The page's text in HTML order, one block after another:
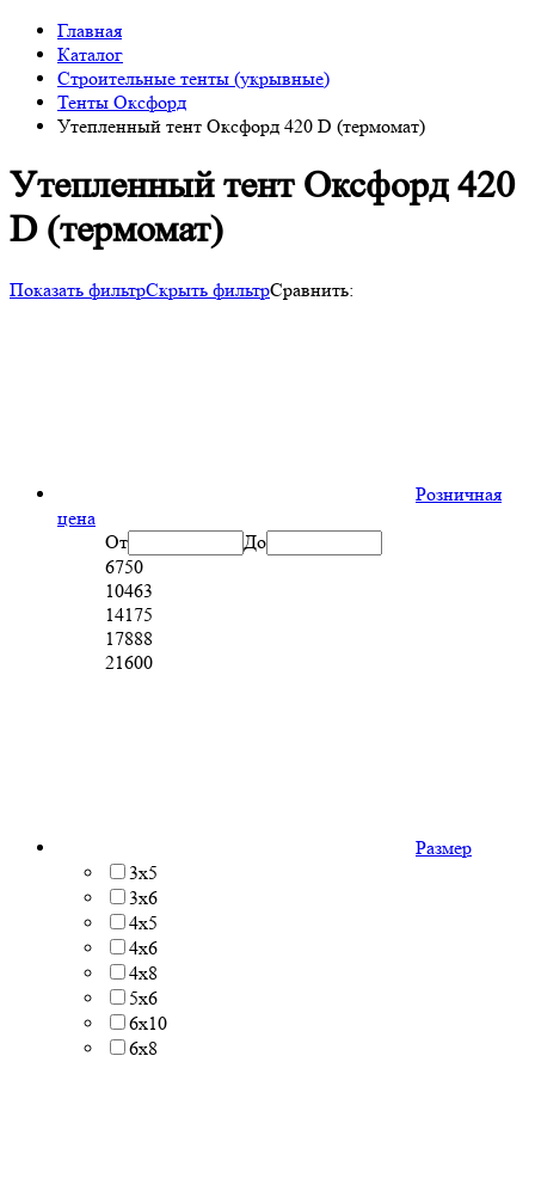
Главная
Каталог
Строительные тенты (укрывные)
Тенты Оксфорд
Утепленный тент Оксфорд 420 D (термомат)
Утепленный тент Оксфорд 420
D (термомат)
Показать фильтрСкрыть фильтрСравнить:
Розничная
цена
От
До
6750
10463
14175
17888
21600
Размер
3x5
3x6
4x5
4x6
4x8
5x6
6x10
6x8